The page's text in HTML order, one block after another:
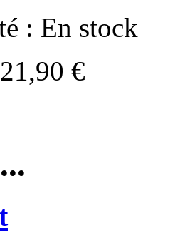
: En stock
21,90 €